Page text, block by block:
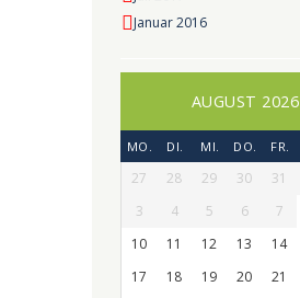
Januar 2016
AUGUST 2026
MO. DI. MI. DO. FR.
27 28 29 30 31
3
4 5 6 7
10
11 12 13 14
17
18 19 20 21